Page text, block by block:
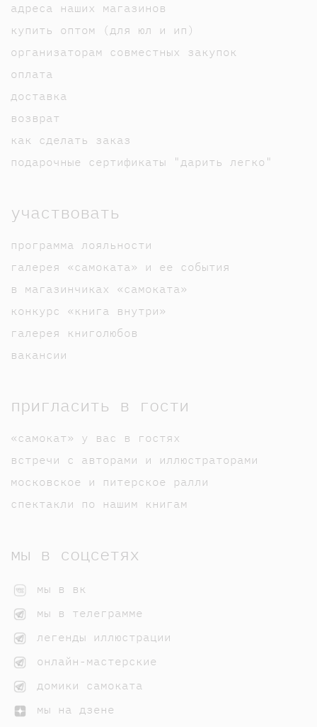
адреса наших магазинов
купить оптом (для юл и ип)
организаторам совместных закупок
оплата
доставка
возврат
как сделать заказ
подарочные сертификаты "дарить легко"
участвовать
программа лояльности
галерея «самоката» и ее события
в магазинчиках «самоката»
конкурс «книга внутри»
галерея книголюбов
вакансии
пригласить в гости
«самокат» у вас в гостях
встречи с авторами и иллюстраторами
московское и питерское ралли
спектакли по нашим книгам
мы в соцсетях
мы в вк
мы в телеграмме
легенды иллюстрации
онлайн-мастерские
домики самоката
мы на дзене